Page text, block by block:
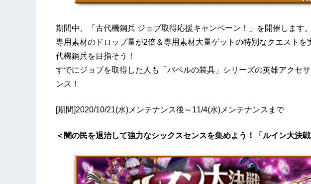
期間中、「古代機鋼兵 ジョブ取得応援キャンペーン！」を開催します。
専用素材のドロップ量が2倍＆専用素材大量ゲットの特別なクエストを
代機鋼兵を目指そう！
すでにジョブを取得した人も「バベルの装具」シリーズの英雄アクセ
ンス！
[期間]2020/10/21(水)メンテナンス後～11/4(水)メンテナンスまで
＜闇の民を退治して強力なシックスセンスを集めよう！「ルイン大決